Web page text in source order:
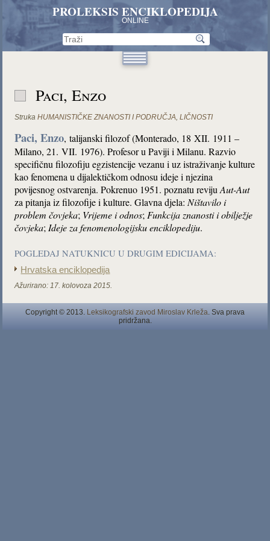
PROLEKSIS ENCIKLOPEDIJA
ONLINE
Paci, Enzo
Struka HUMANISTIČKE ZNANOSTI I PODRUČJA,LIČNOSTI
Paci, Enzo, talijanski filozof (Monterado, 18 XII. 1911 –
Milano, 21. VII. 1976). Profesor u Paviji i Milanu. Razvio
specifičnu filozofiju egzistencije vezanu i uz istraživanje kulture
kao fenomena u dijalektičkom odnosu ideje i njezina
povijesnog ostvarenja. Pokrenuo 1951. poznatu revijuAut-Aut
za pitanja iz filozofije i kulture. Glavna djela: Ništavilo i
problem čovjeka; Vrijeme i odnos; Funkcija znanosti i obilježje
čovjeka; Ideje za fenomenologijsku enciklopediju.
POGLEDAJ NATUKNICU U DRUGIM EDICIJAMA:
Hrvatska enciklopedija
Ažurirano: 17. kolovoza 2015.
Copyright © 2013. Leksikografski zavod Miroslav Krleža. Sva prava
pridržana.